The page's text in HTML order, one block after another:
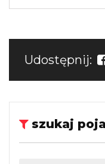
Udostępnij:
szukaj